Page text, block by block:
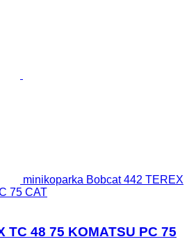
minikoparka Bobcat 442 TEREX
75 CAT
TC 48 75 KOMATSU PC 75